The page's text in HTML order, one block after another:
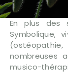
En plus des
Symbolique,
nombreuses
musico-